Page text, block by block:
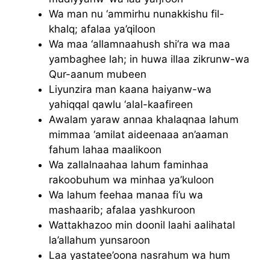
Wa man nu ‘ammirhu nunakkishu fil-
khalq; afalaa ya’qiloon
Wa maa ‘allamnaahush shi’ra wa maa
yambaghee lah; in huwa illaa zikrunw-wa
Qur-aanum mubeen
Liyunzira man kaana haiyanw-wa
yahiqqal qawlu ‘alal-kaafireen
Awalam yaraw annaa khalaqnaa lahum
mimmaa ‘amilat aideenaaa an’aaman
fahum lahaa maalikoon
Wa zallalnaahaa lahum faminhaa
rakoobuhum wa minhaa ya’kuloon
Wa lahum feehaa manaa fi’u wa
mashaarib; afalaa yashkuroon
Wattakhazoo min doonil laahi aalihatal
la’allahum yunsaroon
Laa yastatee’oona nasrahum wa hum